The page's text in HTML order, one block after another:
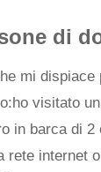
di
mi dispiace
visitato
in barca di 2
rete internet